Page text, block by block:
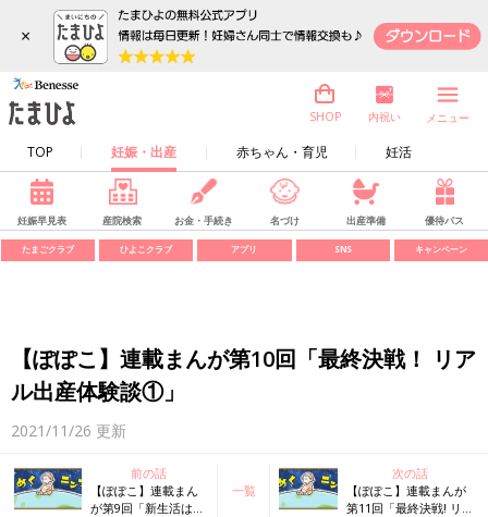
×
TOP 妊娠・出産 赤ちゃん・育児 妊活
SHOP 内祝い メニュー
妊娠早見表 産院検索 お金・手続き 名づけ 出産準備 優待パス
たまごクラブ ひよこクラブ アプリ SNS キャンペーン
【ぽぽこ】連載まんが第10回「最終決戦！ リア
ル出産体験談①」
2021/11/26 更新
前の話
【ぽぽこ】連載まん
が第9回「新生活はす
一覧
次の話
【ぽぽこ】連載まんが
第11回「最終決戦! リ